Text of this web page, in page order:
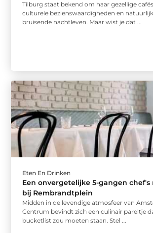
Tilburg staat bekend om haar gezellige
culturele bezienswaardigheden en
bruisende nachtleven. Maar wist je dat ...
Eten En Drinken
Een onvergetelijke 5-gangen
bij Rembrandtplein
Midden in de levendige atmosfeer van
Centrum bevindt zich een culinair pareltje
bucketlist zou moeten staan. Stel ...